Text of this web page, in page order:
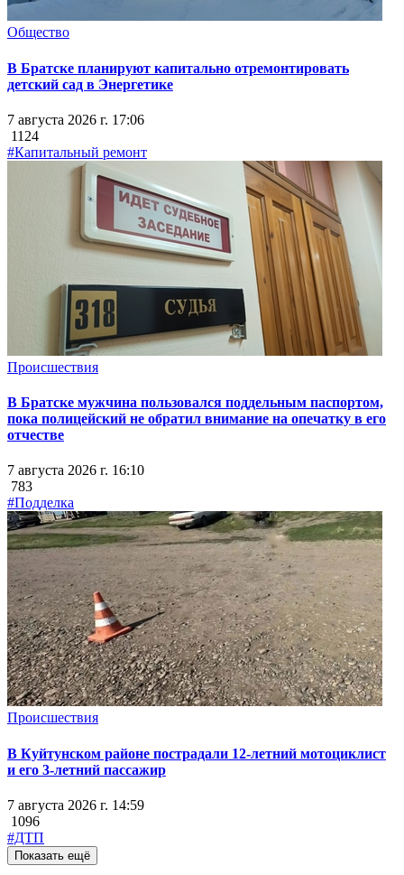
Общество
В Братске планируют капитально отремонтировать
детский сад в Энергетике
7 августа 2026 г. 17:06
1124
#Капитальный ремонт
Происшествия
В Братске мужчина пользовался поддельным паспортом,
пока полицейский не обратил внимание на опечатку в его
отчестве
7 августа 2026 г. 16:10
783
#Подделка
Происшествия
В Куйтунском районе пострадали 12-летний мотоциклист
и его 3-летний пассажир
7 августа 2026 г. 14:59
1096
#ДТП
Показать ещё